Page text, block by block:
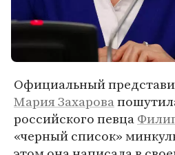
Официальный
Мария Захарова
российского певца
«черный список»